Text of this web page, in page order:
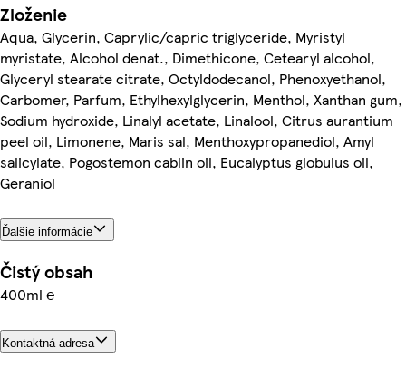
Zloženie
Aqua, Glycerin, Caprylic/capric triglyceride, Myristyl
myristate, Alcohol denat., Dimethicone, Cetearyl alcohol,
Glyceryl stearate citrate, Octyldodecanol, Phenoxyethanol,
Carbomer, Parfum, Ethylhexylglycerin, Menthol, Xanthan gum,
Sodium hydroxide, Linalyl acetate, Linalool, Citrus aurantium
peel oil, Limonene, Maris sal, Menthoxypropanediol, Amyl
salicylate, Pogostemon cablin oil, Eucalyptus globulus oil,
Geraniol
Ďalšie informácie
Čistý obsah
400ml ℮
Kontaktná adresa